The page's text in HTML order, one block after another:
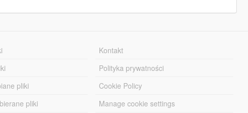
pliki
pliki
Kontakt
Polityka prywatności
Cookie Policy
Manage cookie settings